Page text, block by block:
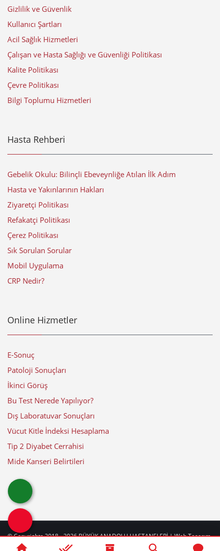
Gizlilik ve Güvenlik
Kullanıcı Şartları
Acil Sağlık Hizmetleri
Çalışan ve Hasta Sağlığı ve Güvenliği Politikası
Kalite Politikası
Çevre Politikası
Bilgi Toplumu Hizmetleri
Hasta Rehberi
Gebelik Okulu: Bilinçli Ebeveynliğe Atılan İlk Adım
Hasta ve Yakınlarının Hakları
Ziyaretçi Politikası
Refakatçi Politikası
Çerez Politikası
Sık Sorulan Sorular
Mobil Uygulama
CRP Nedir?
Online Hizmetler
E-Sonuç
Patoloji Sonuçları
İkinci Görüş
Bu Test Nerede Yapılıyor?
Dış Laboratuvar Sonuçları
Vücut Kitle İndeksi Hesaplama
Tip 2 Diyabet Cerrahisi
Mide Kanseri Belirtileri
© Copyrights 2018 - 2026BÜYÜK ANADOLU HASTANELERİ| Web Tasarım
web Güncelleme Tarihi: 07-08-2026